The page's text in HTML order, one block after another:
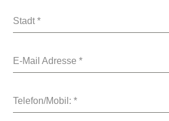
Stadt*
E-Mail Adresse*
Telefon/Mobil:*